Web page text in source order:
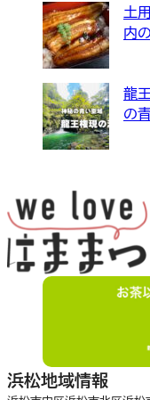
土
内
龍
の
浜松地域情報